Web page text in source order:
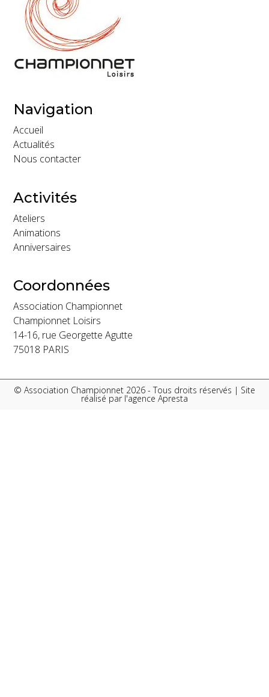
Navigation
Accueil
Actualités
Nous contacter
Activités
Ateliers
Animations
Anniversaires
Coordonnées
Association Championnet
Championnet Loisirs
14-16, rue Georgette Agutte
75018 PARIS
© Association Championnet 2026 - Tous droits réservés | Site
réalisé par l'agence Apresta